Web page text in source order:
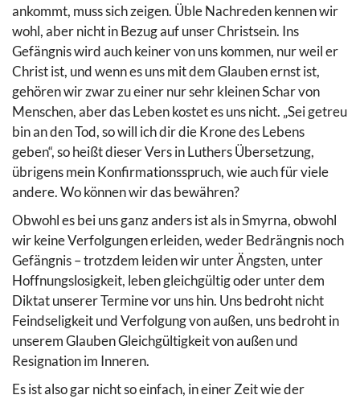
ankommt, muss sich zeigen. Üble Nachreden kennen wir
wohl, aber nicht in Bezug auf unser Christsein. Ins
Gefängnis wird auch keiner von uns kommen, nur weil er
Christ ist, und wenn es uns mit dem Glauben ernst ist,
gehören wir zwar zu einer nur sehr kleinen Schar von
Menschen, aber das Leben kostet es uns nicht. „Sei getreu
bin an den Tod, so will ich dir die Krone des Lebens
geben“, so heißt dieser Vers in Luthers Übersetzung,
übrigens mein Konfirmationsspruch, wie auch für viele
andere. Wo können wir das bewähren?
Obwohl es bei uns ganz anders ist als in Smyrna, obwohl
wir keine Verfolgungen erleiden, weder Bedrängnis noch
Gefängnis – trotzdem leiden wir unter Ängsten, unter
Hoffnungslosigkeit, leben gleichgültig oder unter dem
Diktat unserer Termine vor uns hin. Uns bedroht nicht
Feindseligkeit und Verfolgung von außen, uns bedroht in
unserem Glauben Gleichgültigkeit von außen und
Resignation im Inneren.
Es ist also gar nicht so einfach, in einer Zeit wie der